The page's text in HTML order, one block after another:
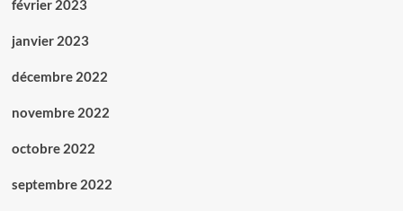
février 2023
janvier 2023
décembre 2022
novembre 2022
octobre 2022
septembre 2022